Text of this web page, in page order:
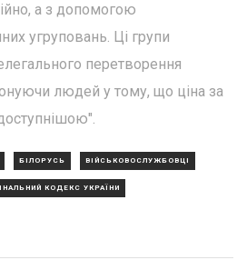
а з допомогою
угруповань. Ці групи
перетворення
людей у тому, що ціна за
БІЛОРУСЬ ВІЙСЬКОВОСЛУЖБОВЦІ
КОДЕКС УКРАЇНИ